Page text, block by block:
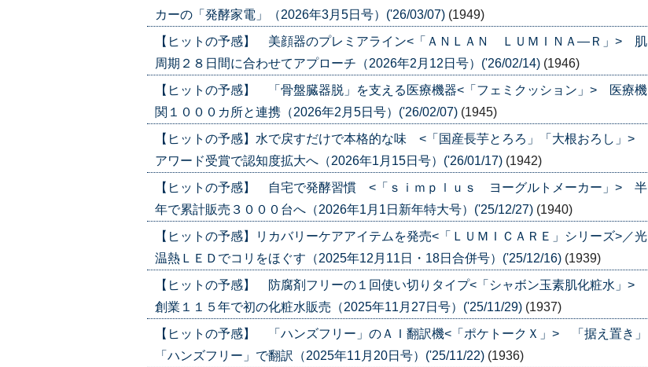
カーの「発酵家電」（2026年3月5日号）('26/03/07) (1949)
【ヒットの予感】 美顔器のプレミアライン<「ＡＮＬＡＮ ＬＵＭＩＮＡ―Ｒ」> 肌
周期２８日間に合わせてアプローチ（2026年2月12日号）('26/02/14) (1946)
【ヒットの予感】 「骨盤臓器脱」を支える医療機器<「フェミクッション」> 医療機
関１０００カ所と連携（2026年2月5日号）('26/02/07) (1945)
【ヒットの予感】水で戻すだけで本格的な味 <「国産長芋とろろ」「大根おろし」>
アワード受賞で認知度拡大へ（2026年1月15日号）('26/01/17) (1942)
【ヒットの予感】 自宅で発酵習慣 <「ｓｉｍｐｌｕｓ ヨーグルトメーカー」> 半
年で累計販売３０００台へ（2026年1月1日新年特大号）('25/12/27) (1940)
【ヒットの予感】リカバリーケアアイテムを発売<「ＬＵＭＩＣＡＲＥ」シリーズ>／光
温熱ＬＥＤでコリをほぐす（2025年12月11日・18日合併号）('25/12/16) (1939)
【ヒットの予感】 防腐剤フリーの１回使い切りタイプ<「シャボン玉素肌化粧水」>
創業１１５年で初の化粧水販売（2025年11月27日号）('25/11/29) (1937)
【ヒットの予感】 「ハンズフリー」のＡＩ翻訳機<「ポケトークＸ」> 「据え置き」
「ハンズフリー」で翻訳（2025年11月20日号）('25/11/22) (1936)